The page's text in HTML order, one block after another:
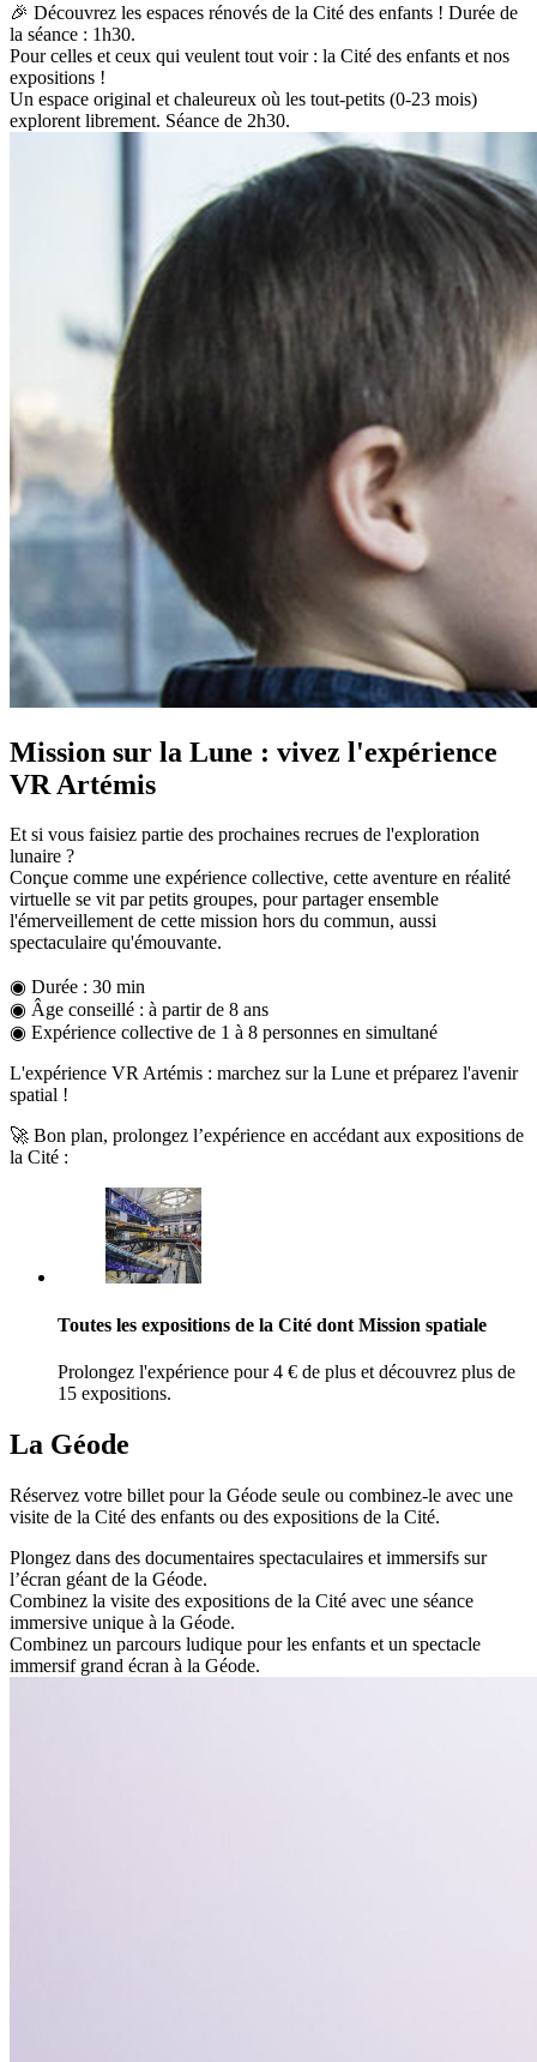
🎉 Découvrez les espaces rénovés de la Cité des enfants ! Durée de
la séance : 1h30.
Pour celles et ceux qui veulent tout voir : la Cité des enfants et nos
expositions !
Un espace original et chaleureux où les tout-petits (0-23 mois)
explorent librement. Séance de 2h30.
Mission sur la Lune : vivez l'expérience
VR Artémis
Et si vous faisiez partie des prochaines recrues de l'exploration
lunaire ?
Conçue comme une expérience collective, cette aventure en réalité
virtuelle se vit par petits groupes, pour partager ensemble
l'émerveillement de cette mission hors du commun, aussi
spectaculaire qu'émouvante.
◉ Durée : 30 min
◉ Âge conseillé : à partir de 8 ans
◉ Expérience collective de 1 à 8 personnes en simultané
L'expérience VR Artémis : marchez sur la Lune et préparez l'avenir
spatial !
🚀 Bon plan, prolongez l’expérience en accédant aux expositions de
la Cité :
Toutes les expositions de la Cité dont Mission spatiale
Prolongez l'expérience pour 4 € de plus et découvrez plus de
15 expositions.
La Géode
Réservez votre billet pour la Géode seule ou combinez-le avec une
visite de la Cité des enfants ou des expositions de la Cité.
Plongez dans des documentaires spectaculaires et immersifs sur
l’écran géant de la Géode.
Combinez la visite des expositions de la Cité avec une séance
immersive unique à la Géode.
Combinez un parcours ludique pour les enfants et un spectacle
immersif grand écran à la Géode.